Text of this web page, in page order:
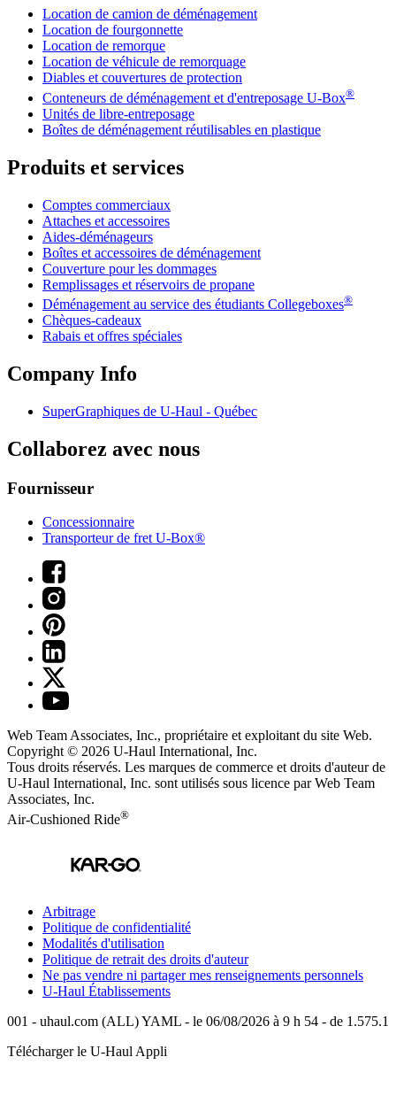
Location de camion de déménagement
Location de fourgonnette
Location de remorque
Location de véhicule de remorquage
Diables et couvertures de protection
Conteneurs de déménagement et d'entreposage U-Box®
Unités de libre-entreposage
Boîtes de déménagement réutilisables en plastique
Produits et services
Comptes commerciaux
Attaches et accessoires
Aides-déménageurs
Boîtes et accessoires de déménagement
Couverture pour les dommages
Remplissages et réservoirs de propane
Déménagement au service des étudiants Collegeboxes®
Chèques-cadeaux
Rabais et offres spéciales
Company Info
SuperGraphiques de U-Haul - Québec
Collaborez avec nous
Fournisseur
Concessionnaire
Transporteur de fret U-Box®
Web Team Associates, Inc., propriétaire et exploitant du site Web.
Copyright © 2026 U-Haul International, Inc.
Tous droits réservés. Les marques de commerce et droits d'auteur de
U-Haul International, Inc. sont utilisés sous licence par Web Team
Associates, Inc.
Air-Cushioned Ride®
Arbitrage
Politique de confidentialité
Modalités d'utilisation
Politique de retrait des droits d'auteur
Ne pas vendre ni partager mes renseignements personnels
U-Haul Établissements
001 - uhaul.com (ALL) YAML - le 06/08/2026 à 9 h 54 - de 1.575.1
Télécharger le U-Haul Appli